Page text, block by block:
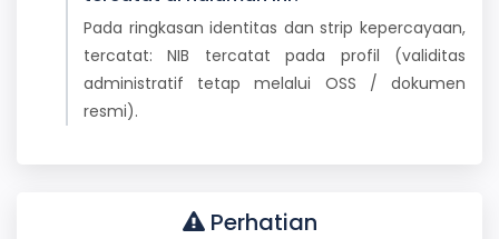
Pada ringkasan identitas dan strip kepercayaan,
tercatat: NIB tercatat pada profil (validitas
administratif tetap melalui OSS / dokumen
resmi).
Perhatian